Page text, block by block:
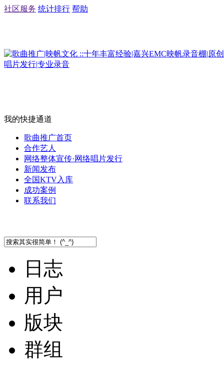
社区服务 统计排行 帮助
我的快捷通道
歌曲推广首页
合作艺人
网络整体宣传·网络唱片发行
新闻发布
全国KTV入库
成功案例
联系我们
日志
用户
版块
群组